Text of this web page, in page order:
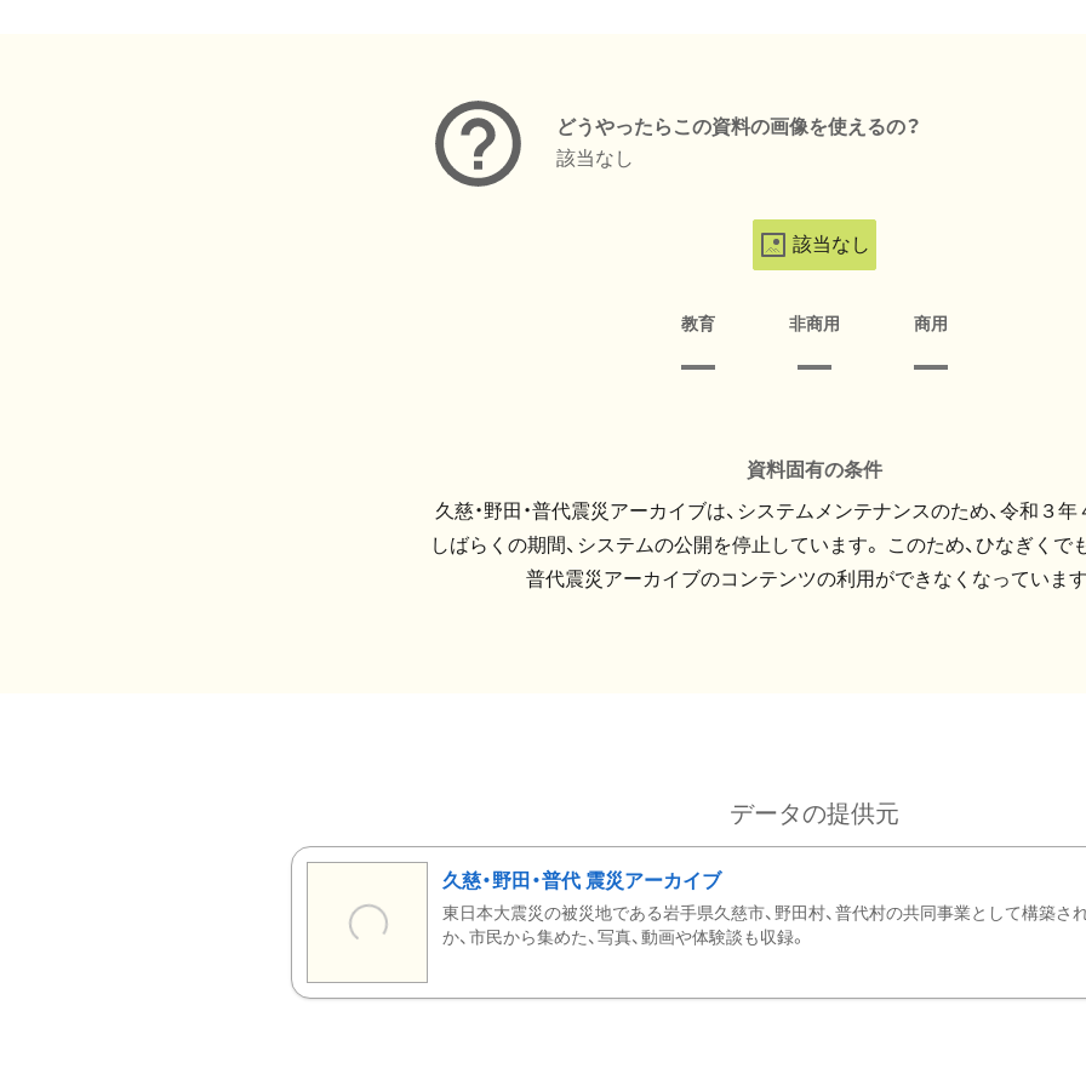
どうやったらこの資料の画像を使えるの？
該当なし
該当なし
教育 非商用 商用
資料固有の条件
久慈・野田・普代震災アーカイブは、システムメンテナンスのため、令和３
しばらくの期間、システムの公開を停止しています。 このため、ひなぎくでも
普代震災アーカイブのコンテンツの利用ができなくなっています
データの提供元
久慈・野田・普代 震災アーカイブ
東日本大震災の被災地である岩手県久慈市、野田村、普代村の共同事業として構築さ
か、市民から集めた、写真、動画や体験談も収録。